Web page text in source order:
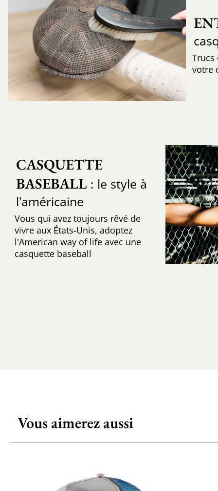
votre
CASQUETTE
BASEBALL: le style à
l'américaine
Vous qui avez toujours rêvé de
vivre aux États-Unis, adoptez
l'American way of life avec une
casquette baseball
Vous aimerez aussi